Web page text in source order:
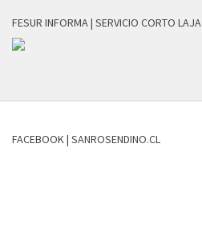
FESUR INFORMA | SERVICIO CORTO LAJA
FACEBOOK | SANROSENDINO.CL